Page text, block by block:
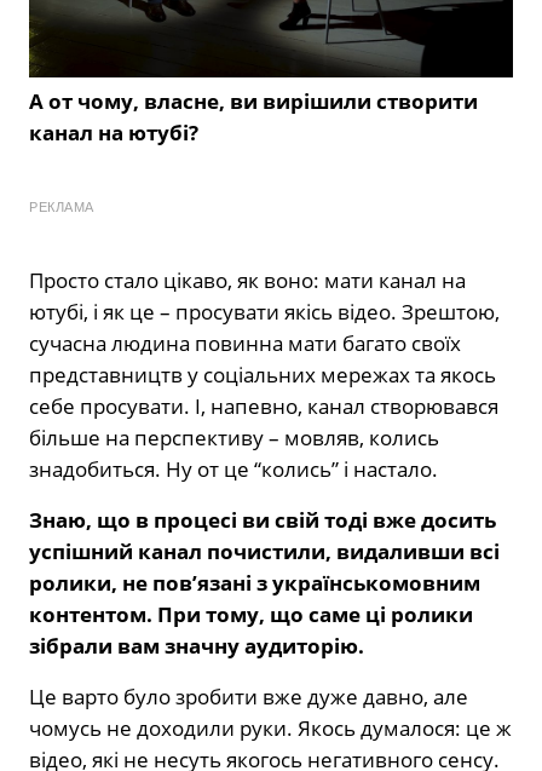
А от чому, власне, ви вирішили створити
канал на ютубі?
РЕКЛАМА
Просто стало цікаво, як воно: мати канал на
ютубі, і як це – просувати якісь відео. Зрештою,
сучасна людина повинна мати багато своїх
представництв у соціальних мережах та якось
себе просувати. І, напевно, канал створювався
більше на перспективу – мовляв, колись
знадобиться. Ну от це “колись” і настало.
Знаю, що в процесі ви свій тоді вже досить
успішний канал почистили, видаливши всі
ролики, не пов’язані з українськомовним
контентом. При тому, що саме ці ролики
зібрали вам значну аудиторію.
Це варто було зробити вже дуже давно, але
чомусь не доходили руки. Якось думалося: це ж
відео, які не несуть якогось негативного сенсу.